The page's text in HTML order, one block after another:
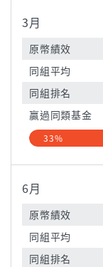
3月
原幣績效
同組平均
同組排名
贏過同類基金
33%
6月
原幣績效
同組平均
同組排名